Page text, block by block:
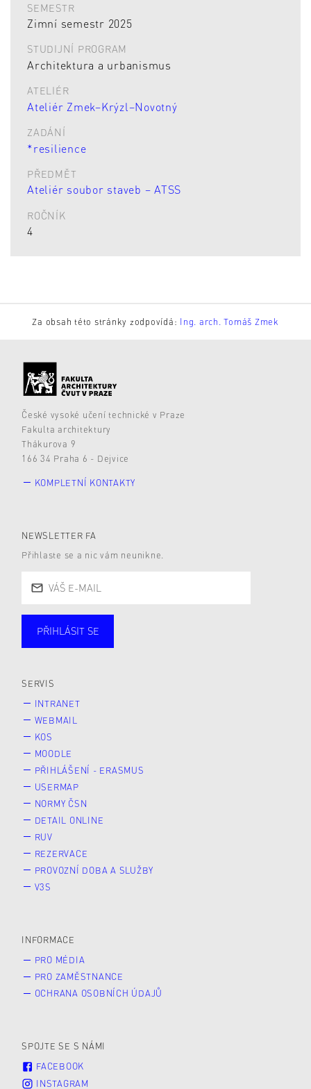
SEMESTR
Zimní semestr 2025
STUDIJNÍ PROGRAM
Architektura a urbanismus
ATELIÉR
Ateliér Zmek–Krýzl–Novotný
ZADÁNÍ
*resilience
PŘEDMĚT
Ateliér soubor staveb – ATSS
ROČNÍK
4
Za obsah této stránky zodpovídá: Ing. arch. Tomáš Zmek
České vysoké učení technické v Praze
Fakulta architektury
Thákurova 9
166 34 Praha 6 - Dejvice
KOMPLETNÍ KONTAKTY
NEWSLETTER FA
Přihlaste se a nic vám neunikne.
PŘIHLÁSIT SE
SERVIS
INTRANET
WEBMAIL
KOS
MOODLE
PŘIHLÁŠENÍ - ERASMUS
USERMAP
NORMY ČSN
DETAIL ONLINE
RUV
REZERVACE
PROVOZNÍ DOBA A SLUŽBY
V3S
INFORMACE
PRO MÉDIA
PRO ZAMĚSTNANCE
OCHRANA OSOBNÍCH ÚDAJŮ
SPOJTE SE S NÁMI
FACEBOOK
INSTAGRAM